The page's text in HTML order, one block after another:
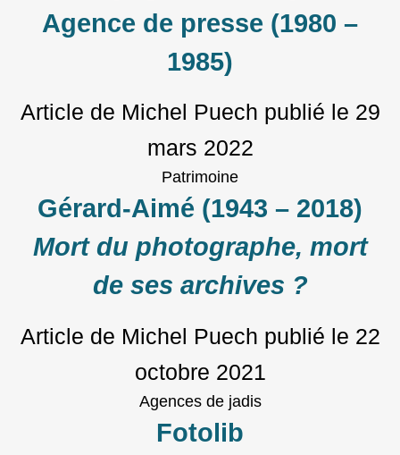
Agence de presse (1980 –
1985)
Article de Michel Puech publié le 29
mars 2022
Patrimoine
Gérard-Aimé (1943 – 2018)
Mort du photographe, mort
de ses archives ?
Article de Michel Puech publié le 22
octobre 2021
Agences de jadis
Fotolib